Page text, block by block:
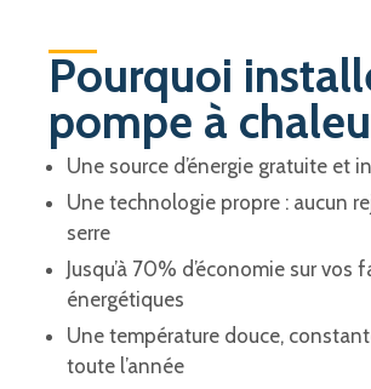
Pourquoi
pompe à
Une source d’énergie gratuite et
Une technologie propre : aucun
serre
Jusqu’à 70% d’économie sur vos
énergétiques
Une température douce,
toute l’année